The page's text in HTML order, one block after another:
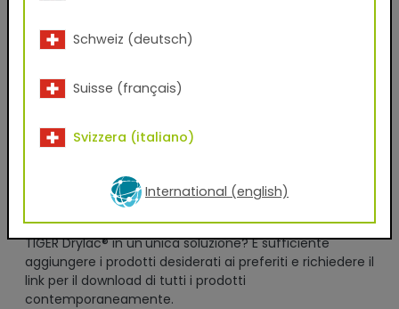
senza riserve.*
miei dati e cliccando sul pulsante "Scarica ora",
newsletter o per scopi commerciali in conformità con i
termini previsti dall'informativa sulla privacy.
Desiderate scaricare i Digital Finishes di diversi prodotti
TIGER Drylac® in un'unica soluzione? È sufficiente
aggiungere i prodotti desiderati ai preferiti e richiedere il
link per il download di tutti i prodotti
contemporaneamente.
Schweiz (deutsch)
Suisse (français)
Svizzera (italiano)
International (english)